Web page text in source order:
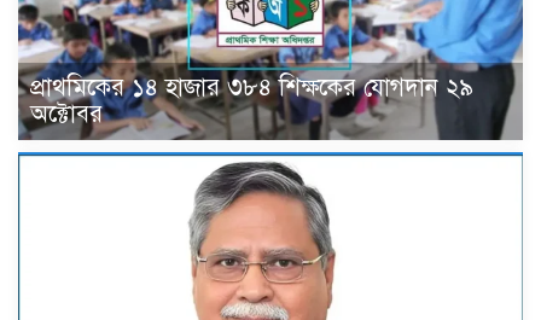
প্রাথমিকের ১৪ হাজার ৩৮৪ শিক্ষকের যোগদান ২৯
অক্টোবর